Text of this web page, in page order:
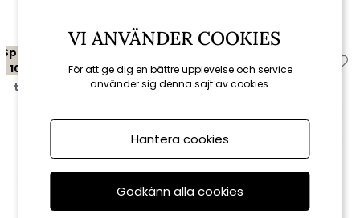
Spara
10%
till 16/8
10%
till 16/8
VI ANVÄNDER COOKIES
För att ge dig en bättre upplevelse och service
använder sig denna sajt av cookies.
Hantera cookies
Godkänn alla cookies